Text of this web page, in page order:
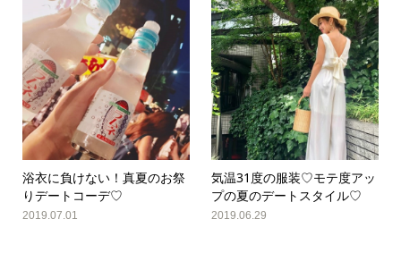
浴衣に負けない！真夏のお祭
りデートコーデ♡
2019.07.01
気温31度の服装♡モテ度アッ
プの夏のデートスタイル♡
2019.06.29